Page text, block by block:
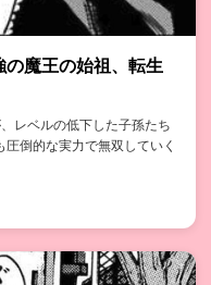
魔王の始祖、転生
レベルの低下した子孫たち
倒的な実力で無双していく